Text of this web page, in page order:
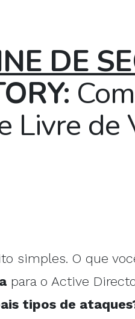
DE
Livre
simples. O que
para o Active
tipos de